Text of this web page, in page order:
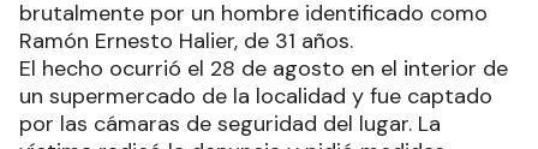
brutalmente por un hombre identificado como
Ramón Ernesto Halier, de 31 años.
El hecho ocurrió el 28 de agosto en el interior de
un supermercado de la localidad y fue captado
por las cámaras de seguridad del lugar. La